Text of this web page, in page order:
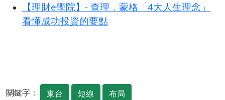
【理財e學院】- 查理．蒙格「4大人生理念」
看懂成功投資的要點
關鍵字： 東台 短線 布局